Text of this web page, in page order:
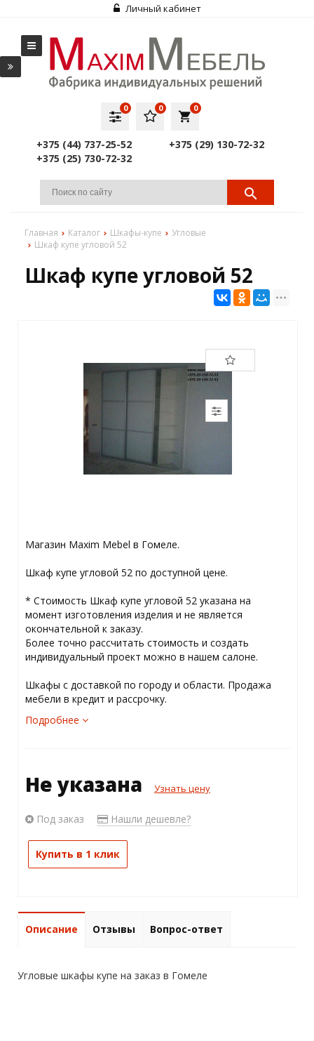
Личный кабинет
local_grocery_store
0
0
0
+375 (44) 737-25-52
+375 (29) 130-72-32
+375 (25) 730-72-32
Главная Каталог Шкафы-купе
Угловые
Шкаф купе угловой 52
Шкаф купе угловой 52
Магазин Maxim Mebel в Гомеле.
Шкаф купе угловой 52 по доступной цене.
* Стоимость Шкаф купе угловой 52 указана на
момент изготовления изделия и не является
окончательной к заказу.
Более точно рассчитать стоимость и создать
индивидуальный проект можно в нашем салоне.
Шкафы с доставкой по городу и области. Продажа
мебели в кредит и рассрочку.
Подробнее
Не указана Узнать цену
Под заказ Нашли дешевле?
Купить в 1 клик
Описание Отзывы Вопрос-ответ
Угловые шкафы купе на заказ в Гомеле